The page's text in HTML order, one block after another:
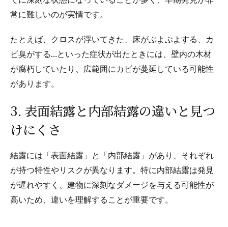
常に難しいのが実情です。
たとえば、クロスが浮いてきた、床がぶよぶよする、カ
ビ臭がする…といった症状が出たときには、壁内の木材
が腐朽していたり、広範囲にカビが蔓延している可能性
があります。
3. 表面結露と内部結露の違いと見つ
けにくさ
結露には「表面結露」と「内部結露」があり、それぞれ
が持つ特性やリスクが異なります。特に内部結露は発見
が遅れやすく、建物に深刻なダメージを与える可能性が
高いため、違いを理解することが重要です。